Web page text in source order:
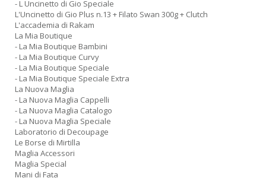
- L Uncinetto di Gio Speciale
L'Uncinetto di Gio Plus n.13 + Filato Swan 300g + Clutch
L'accademia di Rakam
La Mia Boutique
- La Mia Boutique Bambini
- La Mia Boutique Curvy
- La Mia Boutique Speciale
- La Mia Boutique Speciale Extra
La Nuova Maglia
- La Nuova Maglia Cappelli
- La Nuova Maglia Catalogo
- La Nuova Maglia Speciale
Laboratorio di Decoupage
Le Borse di Mirtilla
Maglia Accessori
Maglia Special
Mani di Fata